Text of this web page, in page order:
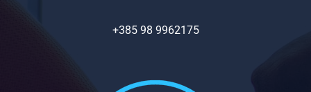
+385 98 9962175